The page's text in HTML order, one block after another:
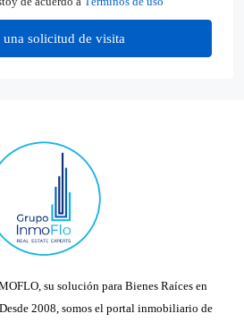
una solicitud de visita
su solución para Bienes Raíces en
2008, somos el portal inmobiliario de